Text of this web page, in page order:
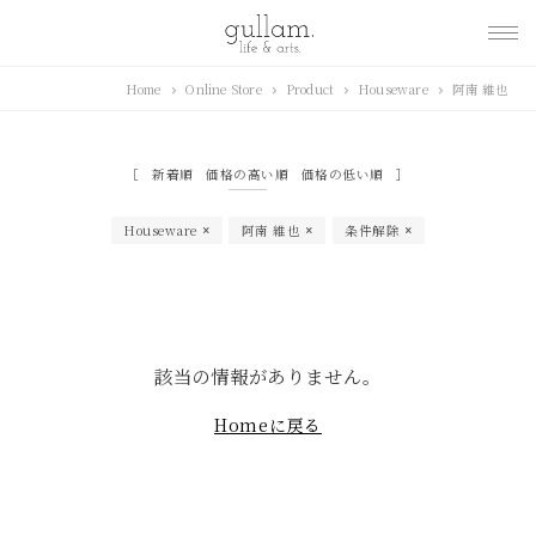
Home Online Store Product Houseware 阿南 維也
新着順 価格の高い順 価格の低い順
Houseware 阿南 維也 条件解除
該当の情報がありません。
Homeに戻る